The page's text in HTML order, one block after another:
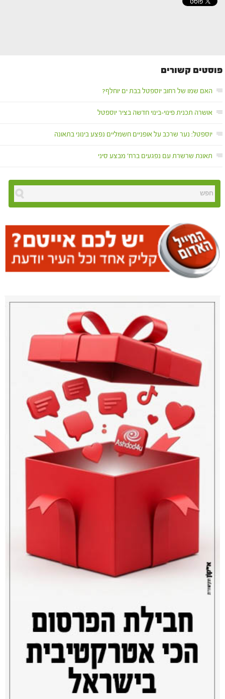
פוסטים קשורים
האם שמו של רחוב יוספטל בבת ים יוחלף?
אושרה תכנית פינוי-בינוי חדשה בציר יוספטל
יוספטל: נער שרכב על אופניים חשמליים נפצע בינוני בתאונה
תאונת שרשרת עם נפגעים ברח' מבצע סיני